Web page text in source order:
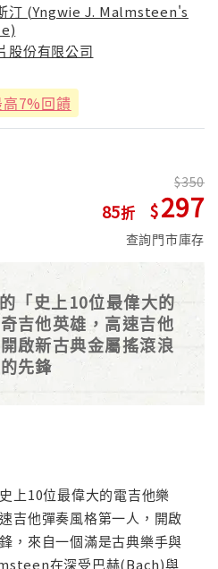
汀 (Yngwie J. Malmsteen's
股份有限公司
高7%回饋
85
350
297
查詢門市庫存
「史上10位最偉大的
吉他英雄，高速吉他
啟新古典金屬搖滾浪
先鋒
上10位最偉大的電吉他樂
吉他彈奏風格第一人，開啟
，來自一個滿是古典樂手與
在深受巴赫(Bach)與